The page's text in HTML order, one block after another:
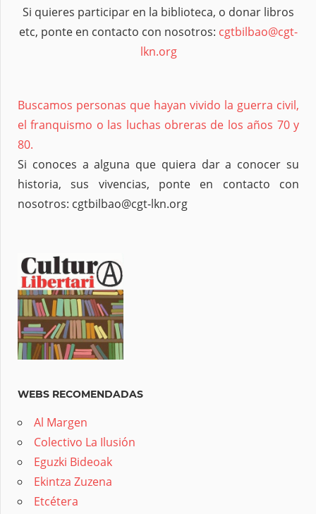
Si quieres participar en la biblioteca, o donar libros
etc, ponte en contacto con nosotros: cgtbilbao@cgt-
lkn.org
Buscamos personas que hayan vivido la guerra civil,
el franquismo o las luchas obreras de los años 70 y
80.
Si conoces a alguna que quiera dar a conocer su
historia, sus vivencias, ponte en contacto con
nosotros: cgtbilbao@cgt-lkn.org
WEBS RECOMENDADAS
Al Margen
Colectivo La Ilusión
Eguzki Bideoak
Ekintza Zuzena
Etcétera